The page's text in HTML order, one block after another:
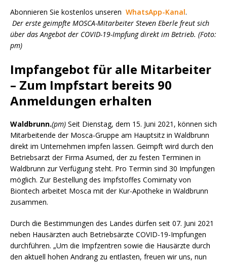
Abonnieren Sie kostenlos unseren WhatsApp-Kanal.
Der erste geimpfte MOSCA-Mitarbeiter Steven Eberle freut sich
über das Angebot der COVID-19-Impfung direkt im Betrieb. (Foto:
pm)
Impfangebot für alle Mitarbeiter
– Zum Impfstart bereits 90
Anmeldungen erhalten
Waldbrunn.(pm) Seit Dienstag, dem 15. Juni 2021, können sich
Mitarbeitende der Mosca-Gruppe am Hauptsitz in Waldbrunn
direkt im Unternehmen impfen lassen. Geimpft wird durch den
Betriebsarzt der Firma Asumed, der zu festen Terminen in
Waldbrunn zur Verfügung steht. Pro Termin sind 30 Impfungen
möglich. Zur Bestellung des Impfstoffes Comirnaty von
Biontech arbeitet Mosca mit der Kur-Apotheke in Waldbrunn
zusammen.
Durch die Bestimmungen des Landes dürfen seit 07. Juni 2021
neben Hausärzten auch Betriebsärzte COVID-19-Impfungen
durchführen. „Um die Impfzentren sowie die Hausärzte durch
den aktuell hohen Andrang zu entlasten, freuen wir uns, nun